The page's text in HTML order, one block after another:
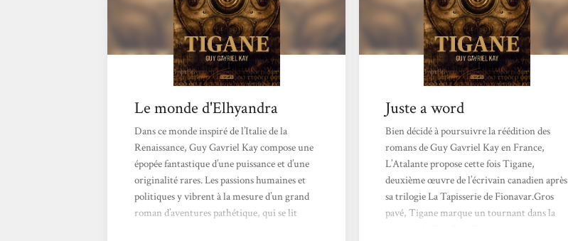
Le monde d'Elhyandra
Dans ce monde inspiré de l’Italie de la
Renaissance, Guy Gavriel Kay compose une
épopée fantastique d’une puissance et d’une
originalité rares. Les passions humaines et
politiques y vibrent à la mesure d’un grand
roman d’aventures pathétique, qui se lit
Juste a word
Bien décidé à poursuivre la réédition des
romans de Guy Gavriel Kay en France,
L’Atalante propose cette fois Tigane,
deuxième œuvre de l’écrivain canadien après
sa trilogie La Tapisserie de Fionavar.Gros
pavé, Tigane marque un tournant dans la